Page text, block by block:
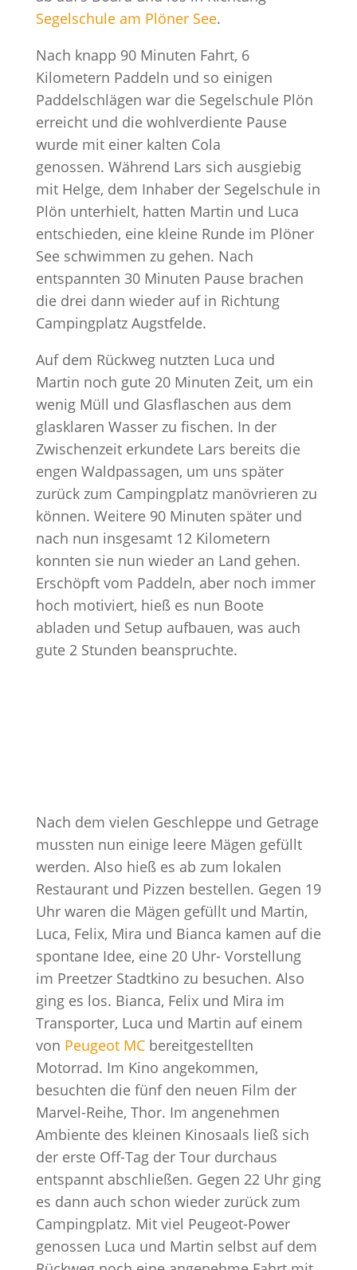
Segelschule am Plöner See.
Nach knapp 90 Minuten Fahrt, 6
Kilometern Paddeln und so einigen
Paddelschlägen war die Segelschule Plön
erreicht und die wohlverdiente Pause
wurde mit einer kalten Cola
genossen. Während Lars sich ausgiebig
mit Helge, dem Inhaber der Segelschule in
Plön unterhielt, hatten Martin und Luca
entschieden, eine kleine Runde im Plöner
See schwimmen zu gehen. Nach
entspannten 30 Minuten Pause brachen
die drei dann wieder auf in Richtung
Campingplatz Augstfelde.
Auf dem Rückweg nutzten Luca und
Martin noch gute 20 Minuten Zeit, um ein
wenig Müll und Glasflaschen aus dem
glasklaren Wasser zu fischen. In der
Zwischenzeit erkundete Lars bereits die
engen Waldpassagen, um uns später
zurück zum Campingplatz manövrieren zu
können. Weitere 90 Minuten später und
nach nun insgesamt 12 Kilometern
konnten sie nun wieder an Land gehen.
Erschöpft vom Paddeln, aber noch immer
hoch motiviert, hieß es nun Boote
abladen und Setup aufbauen, was auch
gute 2 Stunden beanspruchte.
Nach dem vielen Geschleppe und Getrage
mussten nun einige leere Mägen gefüllt
werden. Also hieß es ab zum lokalen
Restaurant und Pizzen bestellen. Gegen 19
Uhr waren die Mägen gefüllt und Martin,
Luca, Felix, Mira und Bianca kamen auf die
spontane Idee, eine 20 Uhr- Vorstellung
im Preetzer Stadtkino zu besuchen. Also
ging es los. Bianca, Felix und Mira im
Transporter, Luca und Martin auf einem
von Peugeot MCbereitgestellten
Motorrad. Im Kino angekommen,
besuchten die fünf den neuen Film der
Marvel-Reihe, Thor. Im angenehmen
Ambiente des kleinen Kinosaals ließ sich
der erste Off-Tag der Tour durchaus
entspannt abschließen. Gegen 22 Uhr ging
es dann auch schon wieder zurück zum
Campingplatz. Mit viel Peugeot-Power
genossen Luca und Martin selbst auf dem